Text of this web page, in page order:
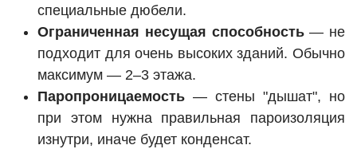
специальные дюбели.
Ограниченная несущая способность— не
подходит для очень высоких зданий. Обычно
максимум — 2–3 этажа.
Паропроницаемость — стены "дышат", но
при этом нужна правильная пароизоляция
изнутри, иначе будет конденсат.